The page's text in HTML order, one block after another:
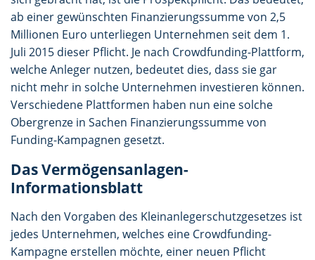
ab einer gewünschten Finanzierungssumme von 2,5
Millionen Euro unterliegen Unternehmen seit dem 1.
Juli 2015 dieser Pflicht. Je nach Crowdfunding-Plattform,
welche Anleger nutzen, bedeutet dies, dass sie gar
nicht mehr in solche Unternehmen investieren können.
Verschiedene Plattformen haben nun eine solche
Obergrenze in Sachen Finanzierungssumme von
Funding-Kampagnen gesetzt.
Das Vermögensanlagen-
Informationsblatt
Nach den Vorgaben des Kleinanlegerschutzgesetzes ist
jedes Unternehmen, welches eine Crowdfunding-
Kampagne erstellen möchte, einer neuen Pflicht